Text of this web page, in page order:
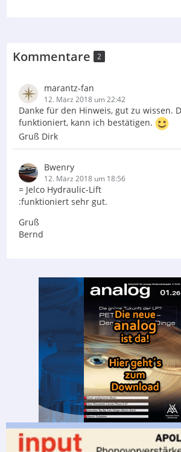
Kommentare 2
marantz-fan
12. März 2018 um 22:42
Danke für den Hinweis, gut zu wissen.
funktioniert, kann ich bestätigen.
Gruß Dirk
Bwenry
12. März 2018 um 18:56
= Jelco Hydraulic-Lift
:funktioniert sehr gut.
Gruß
Bernd